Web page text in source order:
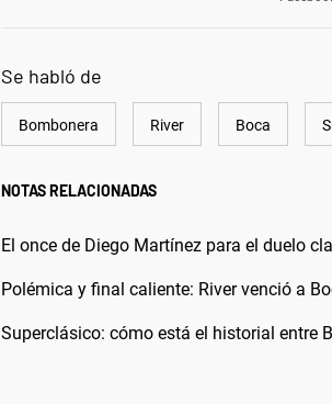
Se habló de
Bombonera River Boca
NOTAS RELACIONADAS
El once de Diego Martínez para el duelo
Polémica y final caliente: River venció a
Superclásico: cómo está el historial entre